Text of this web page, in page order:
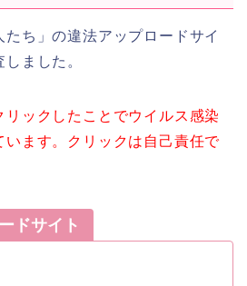
たち」の違法アップロードサイ
ました。
ックしたことでウイルス感染
います。クリックは自己責任で
ドサイト